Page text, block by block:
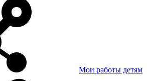
Мои работы детям